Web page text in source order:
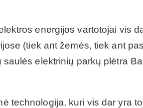
energijos vartotojai vis
(tiek ant žemės, tiek ant
elektrinių parkų plėtra
technologija, kuri vis dar yra